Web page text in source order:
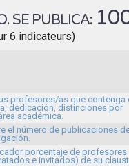
SE PUBLICA:
6 indicateurs)
profesores/as que contenga
dedicación, distinciones por
académica.
el número de publicaciones
porcentaje de profesores
e invitados) de su